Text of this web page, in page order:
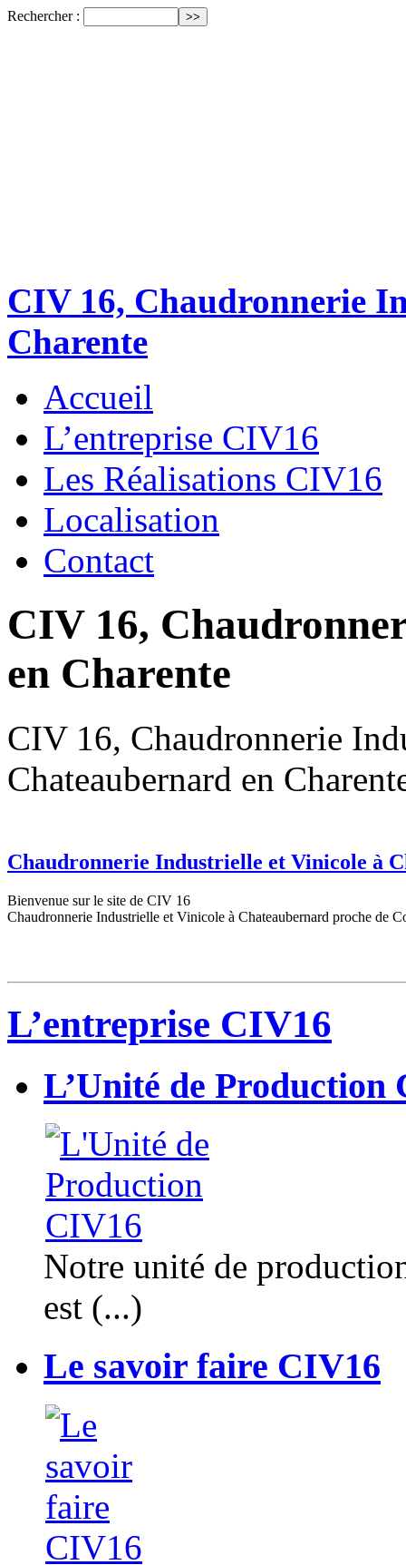
Rechercher :
CIV 16, Chaudronnerie
Charente
Accueil
L’entreprise CIV16
Les Réalisations CIV16
Localisation
Contact
CIV 16,
en Charente
CIV 16, Chaudronnerie
Chateaubernard en
Chaudronnerie Industrielle et Vinicole à
Bienvenue sur le site de CIV 16
Chaudronnerie Industrielle et Vinicole à Chateaubernard proche de
L’entreprise CIV16
L’Unité de Production
Notre unité de
est (...)
Le savoir faire CIV16